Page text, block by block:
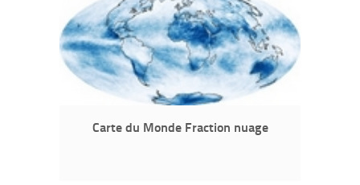
Carte du Monde Fraction nuage